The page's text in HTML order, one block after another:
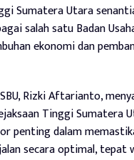
Sumatera Utara
salah satu Badan
ekonomi dan
Rizki Aftarianto,
Tinggi Sumatera
penting dalam
secara optimal, tepat